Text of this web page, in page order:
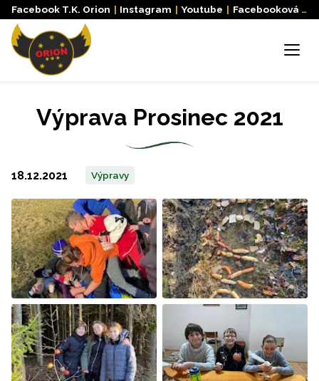
Facebook T.K. Orion | Instagram | Youtube | Facebooková skupina
Menu
Výprava Prosinec 2021
18.12.2021 Výpravy